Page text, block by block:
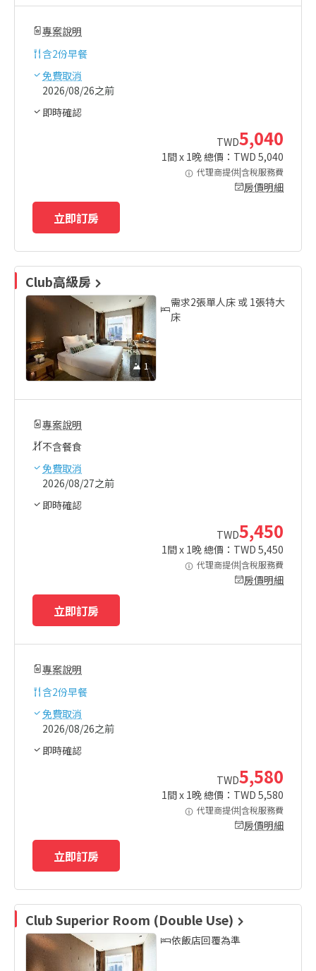
專案說明
含2份早餐
免費取消
2026/08/26之前
即時確認
TWD5,040
1間 x 1晚 總價：TWD 5,040
代理商提供|含稅服務費
房價明細
立即訂房
Club高級房
1
需求2張單人床 或 1張特大
床
專案說明
不含餐食
免費取消
2026/08/27之前
即時確認
TWD5,450
1間 x 1晚 總價：TWD 5,450
代理商提供|含稅服務費
房價明細
立即訂房
專案說明
含2份早餐
免費取消
2026/08/26之前
即時確認
TWD5,580
1間 x 1晚 總價：TWD 5,580
代理商提供|含稅服務費
房價明細
立即訂房
Club Superior Room (Double Use)
依飯店回覆為準